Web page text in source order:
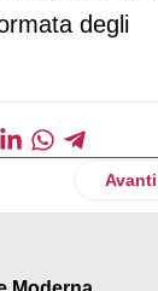
degli
Avanti